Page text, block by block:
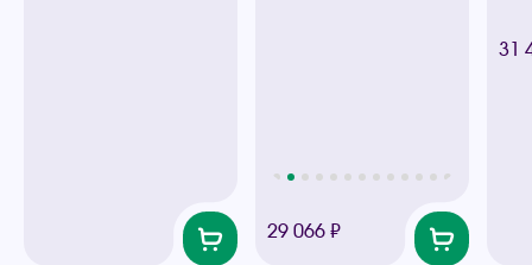
29 066 ₽
31